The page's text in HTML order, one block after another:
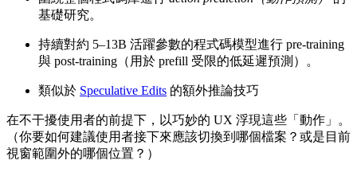
基礎研究。
持續對約 5–13B 活躍參數的程式碼模型進行 pre-training
與 post-training（用於 prefill 受限的低延遲預測）。
類似於 Speculative Edits 的額外推論技巧
在不干擾使用者的前提下，以巧妙的 UX 浮現這些「動作」。
（你要如何建議使用者接下來應該切換到哪個檔案？或是目前
視窗範圍外的哪個位置？）